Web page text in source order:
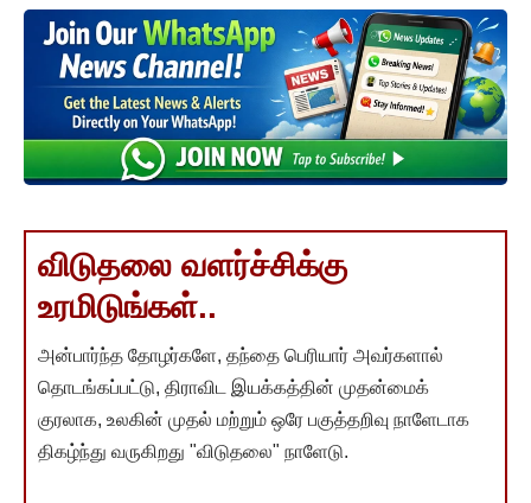
விடுதலை வளர்ச்சிக்கு
உரமிடுங்கள்..
அன்பார்ந்த தோழர்களே, தந்தை பெரியார் அவர்களால்
தொடங்கப்பட்டு, திராவிட இயக்கத்தின் முதன்மைக்
குரலாக, உலகின் முதல் மற்றும் ஒரே பகுத்தறிவு நாளேடாக
திகழ்ந்து வருகிறது "விடுதலை" நாளேடு.